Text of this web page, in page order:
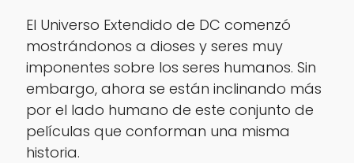
El Universo Extendido de DC comenzó
mostrándonos a dioses y seres muy
imponentes sobre los seres humanos. Sin
embargo, ahora se están inclinando más
por el lado humano de este conjunto de
películas que conforman una misma
historia.